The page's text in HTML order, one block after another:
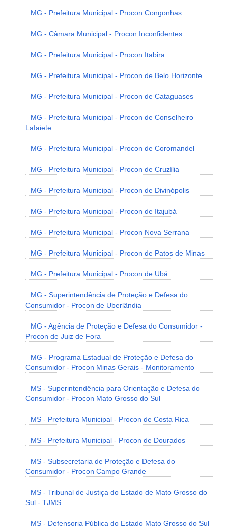
MG - Prefeitura Municipal - Procon Congonhas
MG - Câmara Municipal - Procon Inconfidentes
MG - Prefeitura Municipal - Procon Itabira
MG - Prefeitura Municipal - Procon de Belo Horizonte
MG - Prefeitura Municipal - Procon de Cataguases
MG - Prefeitura Municipal - Procon de Conselheiro
Lafaiete
MG - Prefeitura Municipal - Procon de Coromandel
MG - Prefeitura Municipal - Procon de Cruzília
MG - Prefeitura Municipal - Procon de Divinópolis
MG - Prefeitura Municipal - Procon de Itajubá
MG - Prefeitura Municipal - Procon Nova Serrana
MG - Prefeitura Municipal - Procon de Patos de Minas
MG - Prefeitura Municipal - Procon de Ubá
MG - Superintendência de Proteção e Defesa do
Consumidor - Procon de Uberlândia
MG - Agência de Proteção e Defesa do Consumidor -
Procon de Juiz de Fora
MG - Programa Estadual de Proteção e Defesa do
Consumidor - Procon Minas Gerais - Monitoramento
MS - Superintendência para Orientação e Defesa do
Consumidor - Procon Mato Grosso do Sul
MS - Prefeitura Municipal - Procon de Costa Rica
MS - Prefeitura Municipal - Procon de Dourados
MS - Subsecretaria de Proteção e Defesa do
Consumidor - Procon Campo Grande
MS - Tribunal de Justiça do Estado de Mato Grosso do
Sul - TJMS
MS - Defensoria Pública do Estado Mato Grosso do Sul